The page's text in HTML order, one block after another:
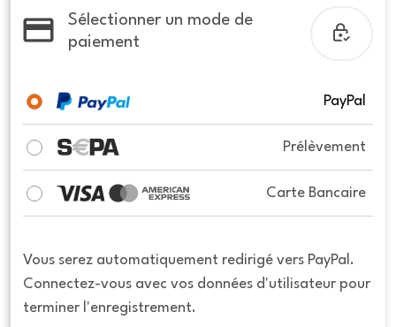
Sélectionner un mode de
paiement
PayPal
Prélèvement
Carte Bancaire
Vous serez automatiquement redirigé vers PayPal.
Connectez-vous avec vos données d'utilisateur pour
terminer l'enregistrement.